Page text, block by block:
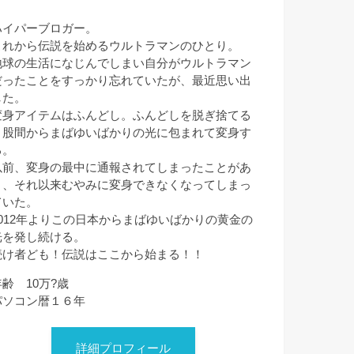
パーブロガー。
れから伝説を始めるウルトラマンのひとり。
球の生活になじんでしまい自分がウルトラマン
ったことをすっかり忘れていたが、最近思い出
。
身アイテムはふんどし。ふんどしを脱ぎ捨てる
股間からまばゆいばかりの光に包まれて変身す
前、変身の最中に通報されてしまったことがあ
、それ以来むやみに変身できなくなってしまっ
た。
年よりこの日本からまばゆいばかりの黄金の
発し続ける。
け者ども！伝説はここから始まる！！
齢 10万?歳
ソコン暦１６年
詳細プロフィール